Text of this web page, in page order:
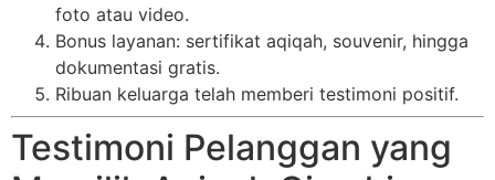
foto atau video.
Bonus layanan: sertifikat aqiqah, souvenir, hingga
dokumentasi gratis.
Ribuan keluarga telah memberi testimoni positif.
Testimoni Pelanggan yang